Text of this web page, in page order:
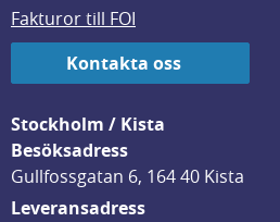
Fakturor till FOI
Kontakta oss
Stockholm / Kista
Besöksadress
Gullfossgatan 6, 164 40 Kista
Leveransadress